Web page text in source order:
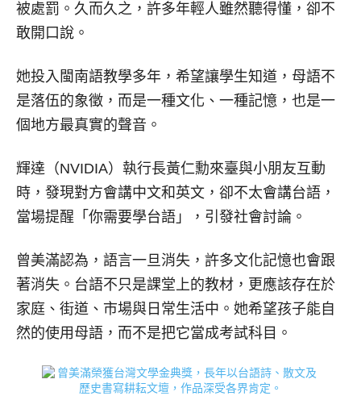
被處罰。久而久之，許多年輕人雖然聽得懂，卻不
敢開口說。
她投入閩南語教學多年，希望讓學生知道，母語不
是落伍的象徵，而是一種文化、一種記憶，也是一
個地方最真實的聲音。
輝達（NVIDIA）執行長黃仁勳來臺與小朋友互動
時，發現對方會講中文和英文，卻不太會講台語，
當場提醒「你需要學台語」，引發社會討論。
曾美滿認為，語言一旦消失，許多文化記憶也會跟
著消失。台語不只是課堂上的教材，更應該存在於
家庭、街道、市場與日常生活中。她希望孩子能自
然的使用母語，而不是把它當成考試科目。